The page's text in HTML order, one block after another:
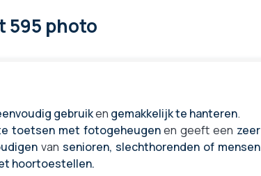
595 photo
gebruiken gemakkelijk te hanteren.
toetsen met fotogeheugenen geeft een zeer
van senioren, slechthorenden of mensen
hoortoestellen.